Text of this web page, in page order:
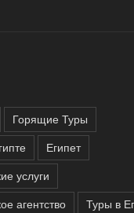
Горящие Туры
Египет
услуги
агентство
Туры в